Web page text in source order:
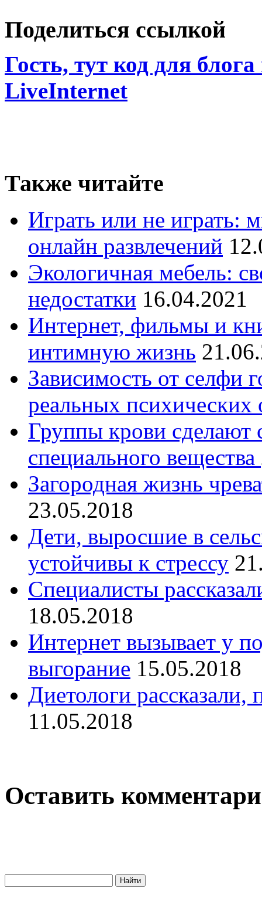
Поделиться ссылкой
Гость, тут код для
LiveInternet
Также читайте
Играть или не играть:
онлайн развлечений
Экологичная мебель:
недостатки 16.04.2021
Интернет, фильмы и
интимную жизнь
Зависимость от селфи
реальных психических
Группы крови
специального вещества
Загородная жизнь
23.05.2018
Дети, выросшие в
устойчивы к стрессу
Специалисты
18.05.2018
Интернет вызывает у
выгорание 15.05.2018
Диетологи
11.05.2018
Оставить